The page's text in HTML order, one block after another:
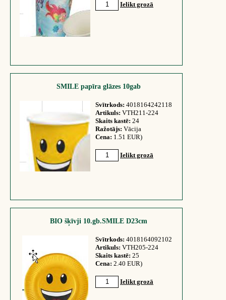
Ielikt grozā
SMILE papīra glāzes 10gab
Svītrkods: 4018164242118
Artikuls: VTH211-224
Skaits kastē: 24
Ražotājs: Vācija
Cena: 1.51 EUR)
Ielikt grozā
BIO šķīvji 10.gb.SMILE D23cm
Svītrkods: 4018164092102
Artikuls: VTH205-224
Skaits kastē: 25
Cena: 2.40 EUR)
Ielikt grozā